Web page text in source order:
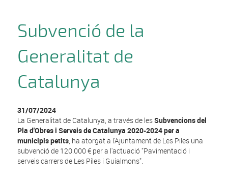
Subvenció de la
Generalitat de
Catalunya
31/07/2024
La Generalitat de Catalunya, a través de lesSubvencions del
Pla d'Obres i Serveis de Catalunya 2020-2024 per a
municipis petits, ha atorgat a l'Ajuntament de Les Piles una
subvenció de 120.000 € per a l'actuació "Pavimentació i
serveis carrers de Les Piles i Guialmons".